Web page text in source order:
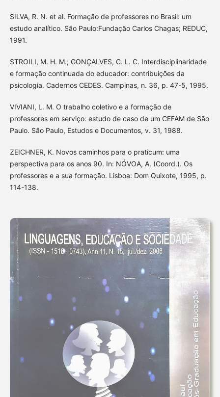
SILVA, R. N. et al. Formação de professores no Brasil: um
estudo analítico. São Paulo:Fundação Carlos Chagas; REDUC,
1991.
STROILI, M. H. M.; GONÇALVES, C. L. C. Interdisciplinaridade
e formação continuada do educador: contribuições da
psicologia. Cadernos CEDES. Campinas, n. 36, p. 47-5, 1995.
VIVIANI, L. M. O trabalho coletivo e a formação de
professores em serviço: estudo de caso de um CEFAM de São
Paulo. São Paulo, Estudos e Documentos, v. 31, 1988.
ZEICHNER, K. Novos caminhos para o praticum: uma
perspectiva para os anos 90. In: NÓVOA, A. (Coord.). Os
professores e a sua formação. Lisboa: Dom Quixote, 1995, p.
114-138.